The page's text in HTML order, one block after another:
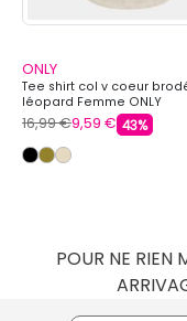
ONLY
Tee shirt col v coeur
léopard Femme ONLY
16,99 €9,59 € 43%
POUR NE RIEN